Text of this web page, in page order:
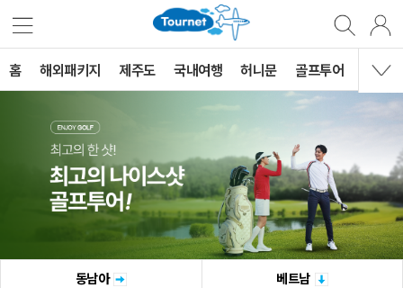
홈 해외패키지 제주도 국내여행 허니문 골프투어 MVG
동남아 베트남